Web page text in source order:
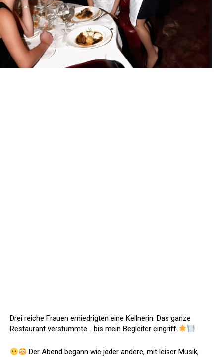
Drei reiche Frauen erniedrigten eine Kellnerin: Das ganze
Restaurant verstummte… bis mein Begleiter eingriff
Der Abend begann wie jeder andere, mit leiser Musik,